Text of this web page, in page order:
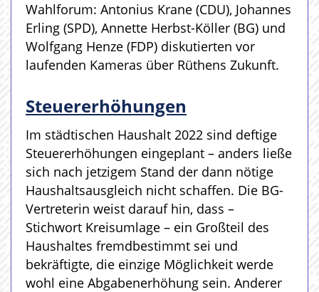
Wahlforum: Antonius Krane (CDU), Johannes
Erling (SPD), Annette Herbst-Köller (BG) und
Wolfgang Henze (FDP) diskutierten vor
laufenden Kameras über Rüthens Zukunft.
Steuererhöhungen
Im städtischen Haushalt 2022 sind deftige
Steuererhöhungen eingeplant – anders ließe
sich nach jetzigem Stand der dann nötige
Haushaltsausgleich nicht schaffen. Die BG-
Vertreterin weist darauf hin, dass –
Stichwort Kreisumlage – ein Großteil des
Haushaltes fremdbestimmt sei und
bekräftigte, die einzige Möglichkeit werde
wohl eine Abgabenerhöhung sein. Anderer